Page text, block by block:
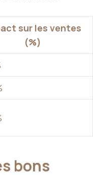
sur les ventes
(%)
bons